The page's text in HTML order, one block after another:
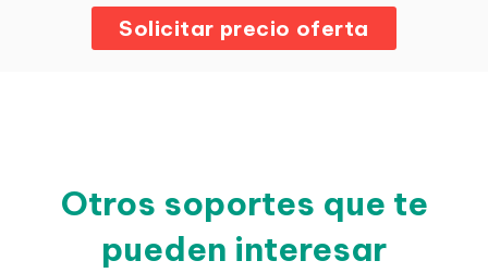
Solicitar precio oferta
Otros soportes que te
pueden interesar